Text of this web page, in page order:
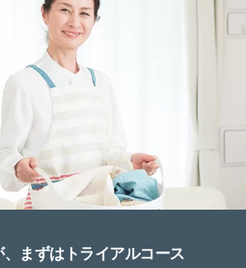
まずはトライアルコース